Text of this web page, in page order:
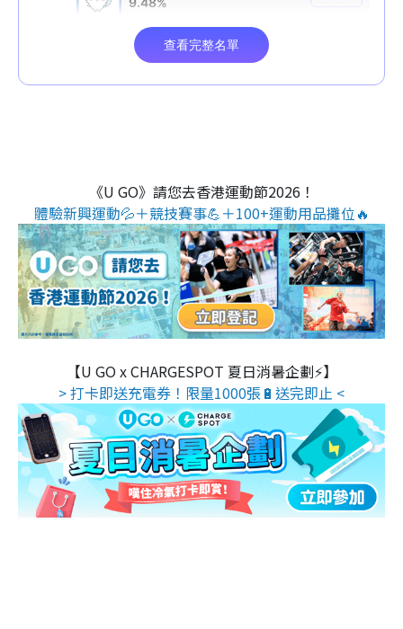
《U GO》請您去香港運動節2026！
體驗新興運動💦＋競技賽事💪＋100+運動用品攤位🔥
【U GO x CHARGESPOT 夏日消暑企劃⚡】
> 打卡即送充電券！限量1000張🔋送完即止 <